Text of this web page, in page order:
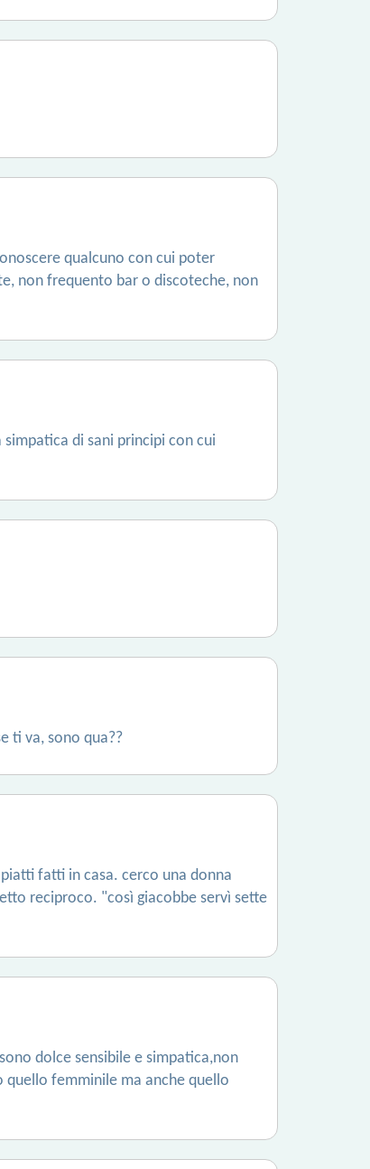
qualcuno con cui poter
non frequento bar o discoteche, non
di sani principi con cui
ti va, sono qua??
fatti in casa. cerco una donna
reciproco. "così giacobbe servì sette
dolce sensibile e simpatica,non
femminile ma anche quello